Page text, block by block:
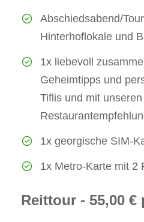
Abschiedsabend/
Hinterhoflokale und
1x liebevoll
Geheimtipps und
Tiflis und mit unseren
1x georgische SIM-
1x Metro-Karte mit 2
Reittour - 55,00 €